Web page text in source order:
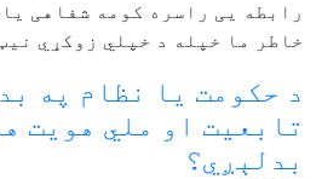
رابطه يی راسره کومه شفاهی
خاطر ما خپله د خپلي زوکړي
د حکومت یا نظام په
تابعیت او ملي هویت
بدلېږي؟